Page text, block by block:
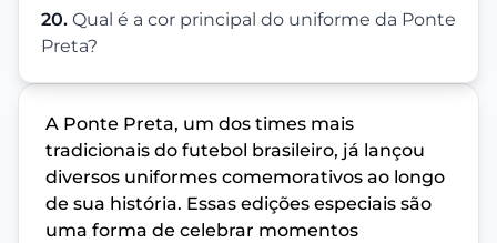
20. Qual é a cor principal do uniforme da Ponte
Preta?
A Ponte Preta, um dos times mais
tradicionais do futebol brasileiro, já lançou
diversos uniformes comemorativos ao longo
de sua história. Essas edições especiais são
uma forma de celebrar momentos